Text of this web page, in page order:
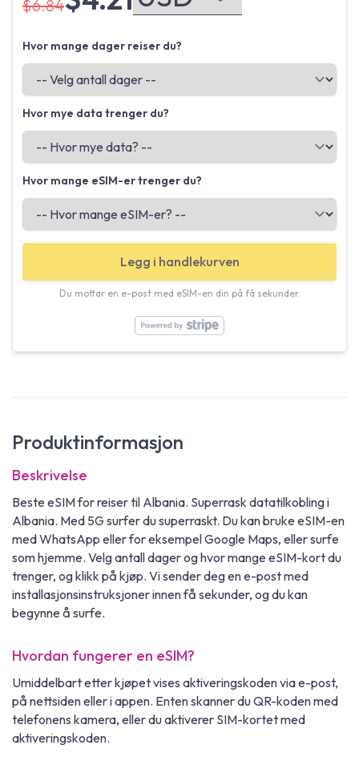
$6.84
Hvor mange dager reiser du?
Hvor mye data trenger du?
Hvor mange eSIM-er trenger du?
Legg i handlekurven
Du mottar en e-post med eSIM-en din på få sekunder.
Produktinformasjon
Beskrivelse
Beste eSIM for reiser til Albania. Superrask datatilkobling i
Albania. Med 5G surfer du superraskt. Du kan bruke eSIM-en
med WhatsApp eller for eksempel Google Maps, eller surfe
som hjemme. Velg antall dager og hvor mange eSIM-kort du
trenger, og klikk på kjøp. Vi sender deg en e-post med
installasjonsinstruksjoner innen få sekunder, og du kan
begynne å surfe.
Hvordan fungerer en eSIM?
Umiddelbart etter kjøpet vises aktiveringskoden via e-post,
på nettsiden eller i appen. Enten skanner du QR-koden med
telefonens kamera, eller du aktiverer SIM-kortet med
aktiveringskoden.